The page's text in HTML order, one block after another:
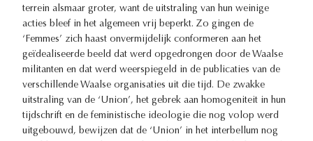
terrein alsmaar groter, want de uitstraling van hun weinige
acties bleef in het algemeen vrij beperkt. Zo gingen de
‘Femmes’ zich haast onvermijdelijk conformeren aan het
geïdealiseerde beeld dat werd opgedrongen door de Waalse
militanten en dat werd weerspiegeld in de publicaties van de
verschillende Waalse organisaties uit die tijd. De zwakke
uitstraling van de ‘Union’, het gebrek aan homogeniteit in hun
tijdschrift en de feministische ideologie die nog volop werd
uitgebouwd, bewijzen dat de ‘Union’ in het interbellum nog